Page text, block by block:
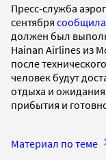
Пресс-служба
сентября
должен был
Hainan Airlines из
после
человек будут
отдыха и
прибытия и
Материал по теме